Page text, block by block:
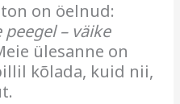
on öelnud:
– väike
ülesanne on
kõlada, kuid nii,